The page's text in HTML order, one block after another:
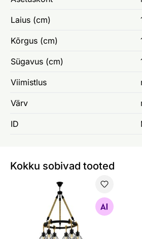
Laius (cm)
Kõrgus (cm)
Sügavus (cm)
Viimistlus
Värv
ID
Kokku sobivad tooted
Rippvalgusti Rampside
Otsi sarnaseid